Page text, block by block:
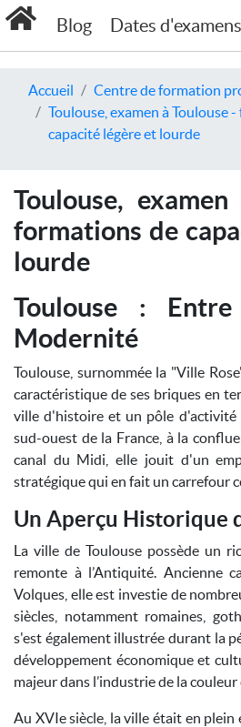
Blog Dates d'examens
Accueil
Centre de formation
Toulouse, examen à Toulouse
capacité légère et lourde
Toulouse,
formations de
lourde
Toulouse :
Modernité
Toulouse, surnommée la "Ville
caractéristique de ses briques en
ville d'histoire et un pôle d'activité
sud-ouest de la France, à la
canal du Midi, elle jouit d'un
stratégique qui en fait un carrefour
Un Aperçu Historique
La ville de Toulouse possède un
remonte à l’Antiquité. Ancienne
Volques, elle est investie de
siècles, notamment romaines,
s'est également illustrée durant la
développement économique et
majeur dans l’industrie de la couleur
Au XVIe siècle, la ville était en plein